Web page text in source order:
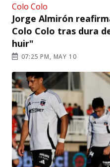
Colo Colo
Jorge Almirón
Colo Colo tras dura
huir"
07:25 PM, MAY 10